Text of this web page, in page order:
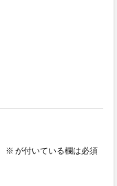
※ が付いている欄は必須